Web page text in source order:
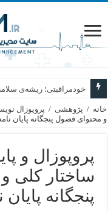
خودمراقبتی؛ ریشه‌ی
خانه / پژوهشی / پروپوزال
و محتوای فصول پنجگانه پایان
ساختار کلی
پنجگانه پایان